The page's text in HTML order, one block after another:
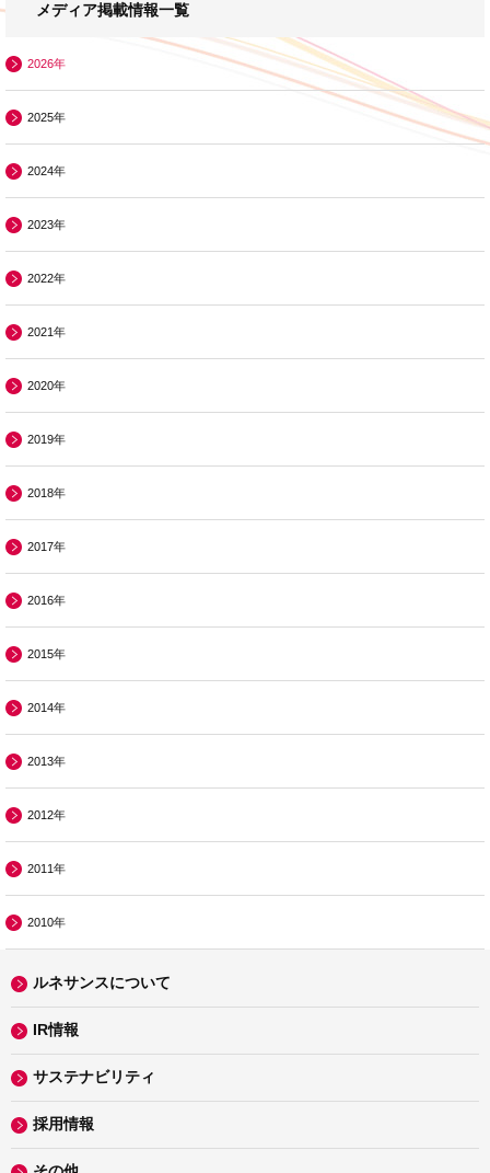
メディア掲載情報一覧
2026年
2025年
2024年
2023年
2022年
2021年
2020年
2019年
2018年
2017年
2016年
2015年
2014年
2013年
2012年
2011年
2010年
ルネサンスについて
IR情報
サステナビリティ
採用情報